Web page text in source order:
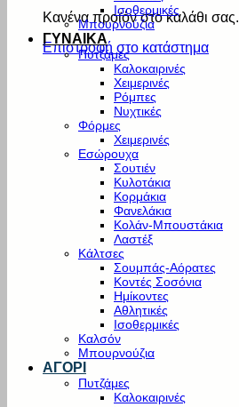
Κανένα προϊόν στο καλάθι σας.
Επιστροφή στο κατάστημα
Ισοθερμικές
Μπουρνούζια
ΓΥΝΑΙΚΑ
Πυτζάμες
Καλοκαιρινές
Χειμερινές
Ρόμπες
Νυχτικές
Φόρμες
Χειμερινές
Εσώρουχα
Σουτιέν
Κυλοτάκια
Κορμάκια
Φανελάκια
Κολάν-Μπουστάκια
Λαστέξ
Κάλτσες
Σουμπάς-Αόρατες
Κοντές Σοσόνια
Ημίκοντες
Αθλητικές
Ισοθερμικές
Καλσόν
Μπουρνούζια
ΑΓΟΡΙ
Πυτζάμες
Καλοκαιρινές